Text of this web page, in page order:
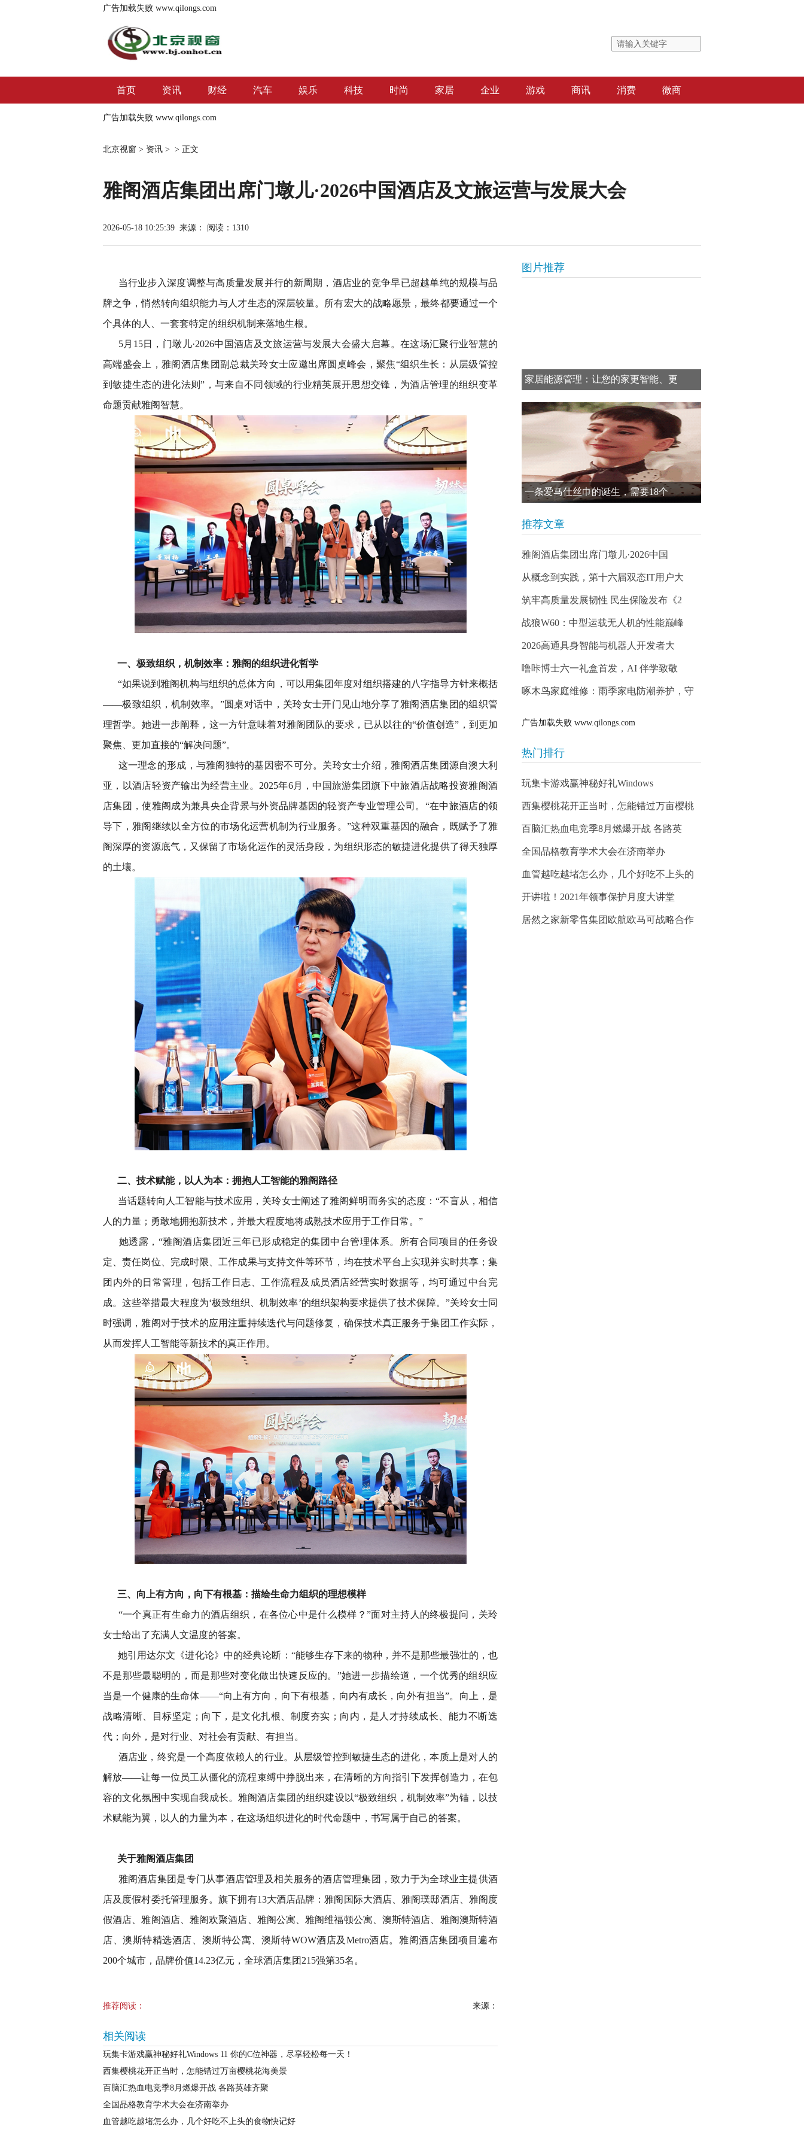
广告加载失败 www.qilongs.com
首页 资讯 财经 汽车 娱乐 科技 时尚 家居 企业 游戏 商讯 消费 微商
广告加载失败 www.qilongs.com
北京视窗 > 资讯 > > 正文
雅阁酒店集团出席门墩儿·2026中国酒店及文旅运营与发展大会
2026-05-18 10:25:39 来源： 阅读：1310
当行业步入深度调整与高质量发展并行的新周期，酒店业的竞争早已超越单纯的规模与品
牌之争，悄然转向组织能力与人才生态的深层较量。所有宏大的战略愿景，最终都要通过一个
个具体的人、一套套特定的组织机制来落地生根。
5月15日，门墩儿·2026中国酒店及文旅运营与发展大会盛大启幕。在这场汇聚行业智慧的
高端盛会上，雅阁酒店集团副总裁关玲女士应邀出席圆桌峰会，聚焦“组织生长：从层级管控
到敏捷生态的进化法则”，与来自不同领域的行业精英展开思想交锋，为酒店管理的组织变革
命题贡献雅阁智慧。
一、极致组织，机制效率：雅阁的组织进化哲学
“如果说到雅阁机构与组织的总体方向，可以用集团年度对组织搭建的八字指导方针来概括
——极致组织，机制效率。”圆桌对话中，关玲女士开门见山地分享了雅阁酒店集团的组织管
理哲学。她进一步阐释，这一方针意味着对雅阁团队的要求，已从以往的“价值创造”，到更加
聚焦、更加直接的“解决问题”。
这一理念的形成，与雅阁独特的基因密不可分。关玲女士介绍，雅阁酒店集团源自澳大利
亚，以酒店轻资产输出为经营主业。2025年6月，中国旅游集团旗下中旅酒店战略投资雅阁酒
店集团，使雅阁成为兼具央企背景与外资品牌基因的轻资产专业管理公司。“在中旅酒店的领
导下，雅阁继续以全方位的市场化运营机制为行业服务。”这种双重基因的融合，既赋予了雅
阁深厚的资源底气，又保留了市场化运作的灵活身段，为组织形态的敏捷进化提供了得天独厚
的土壤。
二、技术赋能，以人为本：拥抱人工智能的雅阁路径
当话题转向人工智能与技术应用，关玲女士阐述了雅阁鲜明而务实的态度：“不盲从，相信
人的力量；勇敢地拥抱新技术，并最大程度地将成熟技术应用于工作日常。”
她透露，“雅阁酒店集团近三年已形成稳定的集团中台管理体系。所有合同项目的任务设
定、责任岗位、完成时限、工作成果与支持文件等环节，均在技术平台上实现并实时共享；集
团内外的日常管理，包括工作日志、工作流程及成员酒店经营实时数据等，均可通过中台完
成。这些举措最大程度为‘极致组织、机制效率’的组织架构要求提供了技术保障。”关玲女士同
时强调，雅阁对于技术的应用注重持续迭代与问题修复，确保技术真正服务于集团工作实际，
从而发挥人工智能等新技术的真正作用。
三、向上有方向，向下有根基：描绘生命力组织的理想模样
“一个真正有生命力的酒店组织，在各位心中是什么模样？”面对主持人的终极提问，关玲
女士给出了充满人文温度的答案。
她引用达尔文《进化论》中的经典论断：“能够生存下来的物种，并不是那些最强壮的，也
不是那些最聪明的，而是那些对变化做出快速反应的。”她进一步描绘道，一个优秀的组织应
当是一个健康的生命体——“向上有方向，向下有根基，向内有成长，向外有担当”。向上，是
战略清晰、目标坚定；向下，是文化扎根、制度夯实；向内，是人才持续成长、能力不断迭
代；向外，是对行业、对社会有贡献、有担当。
酒店业，终究是一个高度依赖人的行业。从层级管控到敏捷生态的进化，本质上是对人的
解放——让每一位员工从僵化的流程束缚中挣脱出来，在清晰的方向指引下发挥创造力，在包
容的文化氛围中实现自我成长。雅阁酒店集团的组织建设以“极致组织，机制效率”为锚，以技
术赋能为翼，以人的力量为本，在这场组织进化的时代命题中，书写属于自己的答案。
关于雅阁酒店集团
雅阁酒店集团是专门从事酒店管理及相关服务的酒店管理集团，致力于为全球业主提供酒
店及度假村委托管理服务。旗下拥有13大酒店品牌：雅阁国际大酒店、雅阁璞邸酒店、雅阁度
假酒店、雅阁酒店、雅阁欢聚酒店、雅阁公寓、雅阁维福顿公寓、澳斯特酒店、雅阁澳斯特酒
店、澳斯特精选酒店、澳斯特公寓、澳斯特WOW酒店及Metro酒店。雅阁酒店集团项目遍布
200个城市，品牌价值14.23亿元，全球酒店集团215强第35名。
推荐阅读： 来源：
相关阅读
玩集卡游戏赢神秘好礼Windows 11 你的C位神器，尽享轻松每一天！
西集樱桃花开正当时，怎能错过万亩樱桃花海美景
百脑汇热血电竞季8月燃爆开战 各路英雄齐聚
全国品格教育学术大会在济南举办
血管越吃越堵怎么办，几个好吃不上头的食物快记好
图片推荐
家居能源管理：让您的家更智能、更
一条爱马仕丝巾的诞生，需要18个
推荐文章
雅阁酒店集团出席门墩儿·2026中国
从概念到实践，第十六届双态IT用户大
筑牢高质量发展韧性 民生保险发布《2
战狼W60：中型运载无人机的性能巅峰
2026高通具身智能与机器人开发者大
噜咔博士六一礼盒首发，AI 伴学致敬
啄木鸟家庭维修：雨季家电防潮养护，守
广告加载失败 www.qilongs.com
热门排行
玩集卡游戏赢神秘好礼Windows
西集樱桃花开正当时，怎能错过万亩樱桃
百脑汇热血电竞季8月燃爆开战 各路英
全国品格教育学术大会在济南举办
血管越吃越堵怎么办，几个好吃不上头的
开讲啦！2021年领事保护月度大讲堂
居然之家新零售集团欧航欧马可战略合作